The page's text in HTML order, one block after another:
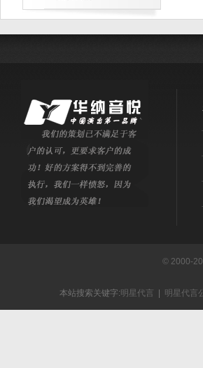
·
·
·
·
© 2000-
本站搜索关键字:明星代言 明星代言